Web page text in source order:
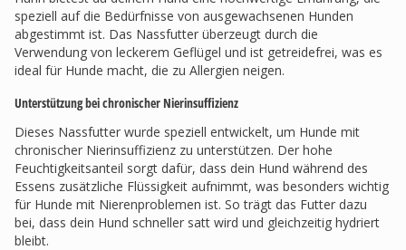
speziell auf die Bedürfnisse von ausgewachsenen Hunden
abgestimmt ist. Das Nassfutter überzeugt durch die
Verwendung von leckerem Geflügel und ist getreidefrei, was es
ideal für Hunde macht, die zu Allergien neigen.
Unterstützung bei chronischer Nierinsuffizienz
Dieses Nassfutter wurde speziell entwickelt, um Hunde mit
chronischer Nierinsuffizienz zu unterstützen. Der hohe
Feuchtigkeitsanteil sorgt dafür, dass dein Hund während des
Essens zusätzliche Flüssigkeit aufnimmt, was besonders wichtig
für Hunde mit Nierenproblemen ist. So trägt das Futter dazu
bei, dass dein Hund schneller satt wird und gleichzeitig hydriert
bleibt.